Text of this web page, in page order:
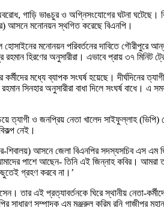
গাড়ি ভাঙচুর ও অগ্নিসংযোগের ঘটনা ঘটেছে।
আসনে মনোনয়ন স্থগিত করেছে বিএনপি।
হোসাইনের মনোনয়ন পরিবর্তনের দাবিতে
হিরণের অনুসারীরা। এভাবে প্রায় ৩৭ মিনিট
কর্মীদের মধ্যে ব্যাপক সংঘর্ষ হয়েছে।
সিনহার অনুসারীরা বাধা দিলে সংঘর্ষ বাধে। এ
ও জনপ্রিয় নেতা খালেদ সাইফুল্লাহ
নেই।
আসনে জেলা বিএনপির সদস্যসচিব এস এম
পাশে আছেন- তিনি এই জিন্নাহ কবির।
গ্রহণ করবে না।’
এই প্রত্যাবর্তনকে ঘিরে স্থানীয় নেতা-
সম্পাদক এম মঞ্জুরুল করিম রনি গাজীপুর